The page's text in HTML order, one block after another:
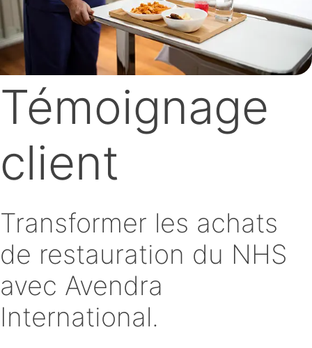
Témoignage
client
Transformer les achats
de restauration du NHS
avec Avendra
International.